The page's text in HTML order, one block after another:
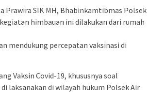
Prawira SIK MH, Bhabinkamtibmas Polsek
himbauan ini dilakukan dari rumah
mendukung percepatan vaksinasi di
Vaksin Covid-19, khususnya soal
laksanakan di wilayah hukum Polsek Air